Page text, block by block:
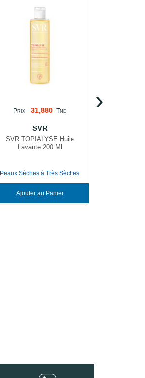
PRIX 31,880 TND
SVR
SVR TOPIALYSE Huile
Lavante 200 Ml
Peaux Sèches à Très Sèches
Ajouter au Panier
›